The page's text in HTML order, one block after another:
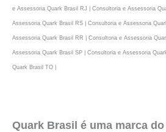
e Assessoria Quark Brasil RJ | Consultoria e Assessoria
Assessoria Quark Brasil RS | Consultoria e Assessoria
Assessoria Quark Brasil RR | Consultoria e Assessoria
Assessoria Quark Brasil SP | Consultoria e Assessoria
Quark Brasil TO |
Quark Brasil é uma marca